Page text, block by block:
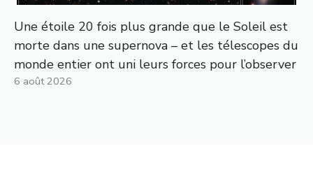
Une étoile 20 fois plus grande que le Soleil est
morte dans une supernova – et les télescopes du
monde entier ont uni leurs forces pour l’observer
6 août 2026